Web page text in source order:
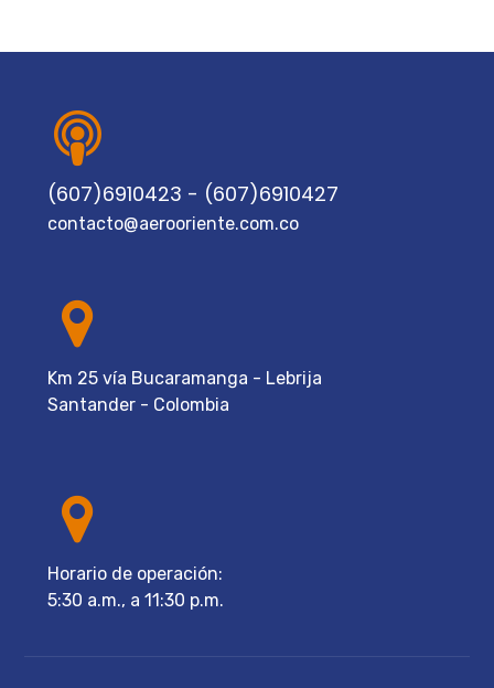
(607)6910423 - (607)6910427
contacto@aerooriente.com.co
Km 25 vía Bucaramanga - Lebrija
Santander - Colombia
Horario de operación:
5:30 a.m., a 11:30 p.m.